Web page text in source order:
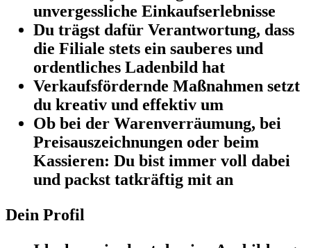
unvergessliche Einkaufserlebnisse
Du trägst dafür Verantwortung, dass
die Filiale stets ein sauberes und
ordentliches Ladenbild hat
Verkaufsfördernde Maßnahmen setzt
du kreativ und effektiv um
Ob bei der Warenverräumung, bei
Preisauszeichnungen oder beim
Kassieren: Du bist immer voll dabei
und packst tatkräftig mit an
Dein Profil